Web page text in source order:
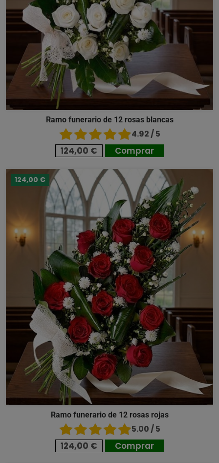
Ramo funerario de 12 rosas blancas
4.92 / 5
124,00 € Comprar
124,00 €
Ramo funerario de 12 rosas rojas
5.00 / 5
124,00 € Comprar